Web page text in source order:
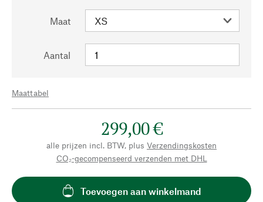
Maat
Aantal
Maattabel
299,00 €
alle prijzen incl. BTW, plus Verzendingskosten
CO₂-gecompenseerd verzenden met DHL
Toevoegen aan winkelmand